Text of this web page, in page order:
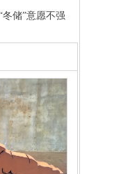
储”意愿不强